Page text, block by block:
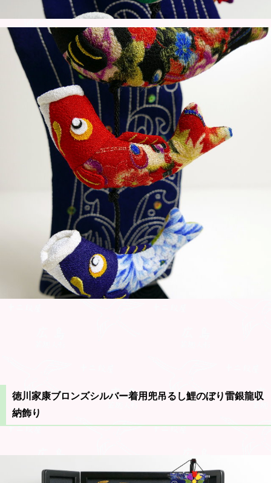
徳川家康ブロンズシルバー着用兜吊るし鯉のぼり雷銀龍収
納飾り